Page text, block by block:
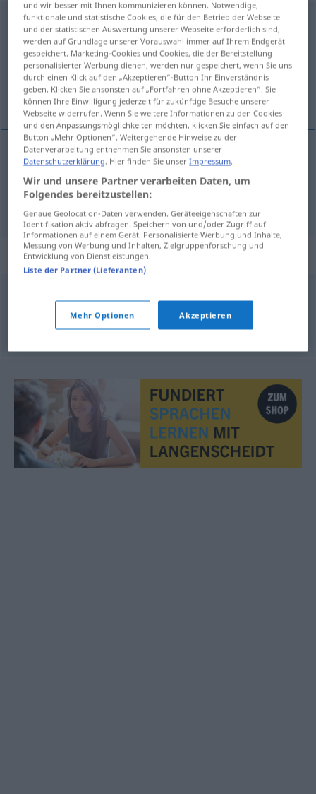
Display [dɪsˈplɛː]n <-s;-s>
Übersicht aller Übersetzungen
(Für mehr Details die Übersetzung anklicken/antippen)
ecrã, display
ecrãm Display IT
displaym Display
Synonyme für "Display"
,Monitor,Bildschirm,Schirm (ugs.)
und wir besser mit Ihnen kommunizieren können. Notwendige,
funktionale und statistische Cookies, die für den Betrieb der Webseite
und der statistischen Auswertung unserer Webseite erforderlich sind,
werden auf Grundlage unserer Vorauswahl immer auf Ihrem Endgerät
gespeichert. Marketing-Cookies und Cookies, die der Bereitstellung
personalisierter Werbung dienen, werden nur gespeichert, wenn Sie uns
durch einen Klick auf den „Akzeptieren“-Button Ihr Einverständnis
geben. Klicken Sie ansonsten auf „Fortfahren ohne Akzeptieren“. Sie
können Ihre Einwilligung jederzeit für zukünftige Besuche unserer
Webseite widerrufen. Wenn Sie weitere Informationen zu den Cookies
und den Anpassungsmöglichkeiten möchten, klicken Sie einfach auf den
Button „Mehr Optionen“. Weitergehende Hinweise zu der
Datenverarbeitung entnehmen Sie ansonsten unserer
Datenschutzerklärung . Hier finden Sie unserImpressum
Wir und unsere Partner verarbeiten Daten, um
Folgendes bereitzustellen:
Genaue Geolocation-Daten verwenden. Geräteeigenschaften zur
Identifikation aktiv abfragen. Speichern von und/oder Zugriff auf
Informationen auf einem Gerät. Personalisierte Werbung und Inhalte,
Messung von Werbung und Inhalten, Zielgruppenforschung und
Entwicklung von Dienstleistungen.
Liste der Partner (Lieferanten)
Mehr Optionen Akzeptieren